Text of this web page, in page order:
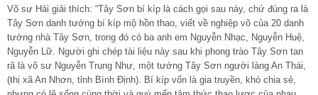
Võ sư Hải giải thích: “Tây Sơn bí kíp là cách gọi sau này, chứ đúng ra là
Tây Sơn danh tướng bí kíp mộ hồn thao, viết về nghiệp võ của 20 danh
tướng nhà Tây Sơn, trong đó có ba anh em Nguyễn Nhạc, Nguyễn Huệ,
Nguyễn Lữ. Người ghi chép tài liệu này sau khi phong trào Tây Sơn tan
rã là võ sư Nguyễn Trung Như, một tướng Tây Sơn người làng An Thái,
(thị xã An Nhơn, tỉnh Bình Định). Bí kíp vốn là gia truyền, khó chia sẻ,